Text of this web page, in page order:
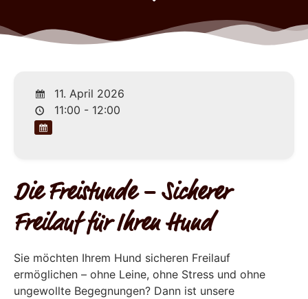
11. April 2026
11:00 - 12:00
Die Freistunde – Sicherer
Freilauf für Ihren Hund
Sie möchten Ihrem Hund sicheren Freilauf
ermöglichen – ohne Leine, ohne Stress und ohne
ungewollte Begegnungen? Dann ist unsere